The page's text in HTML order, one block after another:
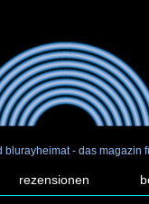
blurayheimat - das magazin
rezensionen